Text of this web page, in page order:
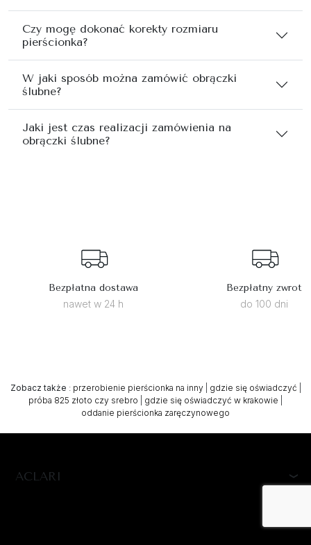
Czy mogę dokonać korekty rozmiaru
pierścionka?
W jaki sposób można zamówić obrączki
ślubne?
Jaki jest czas realizacji zamówienia na
obrączki ślubne?
Bezpłatna dostawa
nawet w 24 h
Bezpłatny zwrot
do 100 dni
Zobacz także : przerobienie pierścionka na inny| gdzie się oświadczyć
próba 825 złoto czy srebro
gdzie się oświadczyć w krakowie
oddanie pierścionka zaręczynowego
ACLARI